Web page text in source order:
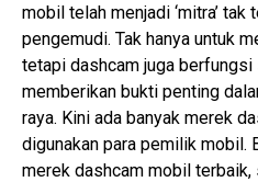
mobil telah menjadi ‘mitra’ tak
pengemudi. Tak hanya untuk
tetapi dashcam juga
memberikan bukti penting
raya. Kini ada banyak merek
digunakan para pemilik mobil.
merek dashcam mobil